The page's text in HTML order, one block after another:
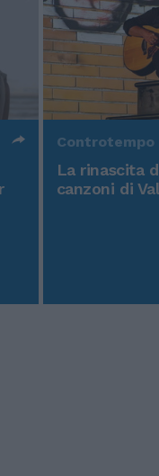
Controtempo
La rinascita
canzoni di